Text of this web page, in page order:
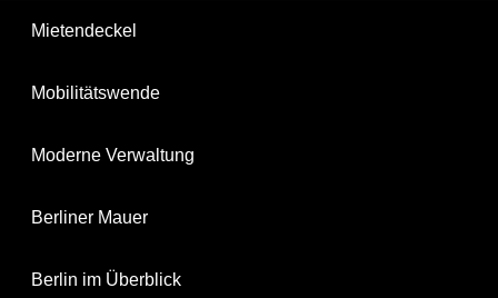
Mietendeckel
Mobilitätswende
Moderne Verwaltung
Berliner Mauer
Berlin im Überblick